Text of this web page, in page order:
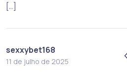
[…]
sexxybet168
11 de julho de 2025